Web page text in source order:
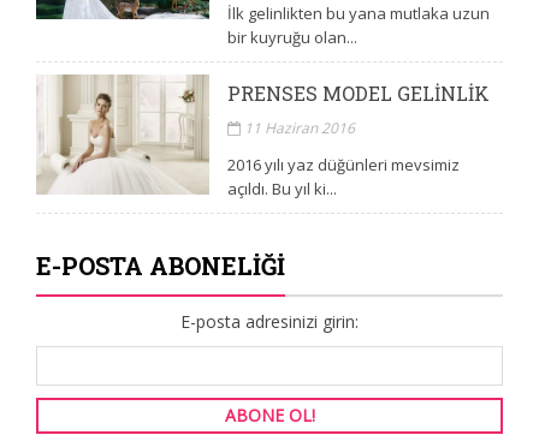
İlk gelinlikten bu yana mutlaka uzun
bir kuyruğu olan...
PRENSES MODEL GELINLIK
11 Haziran 2016
2016 yılı yaz düğünleri mevsimiz
açıldı. Bu yıl ki...
E-POSTA ABONELIĞI
E-posta adresinizi girin: